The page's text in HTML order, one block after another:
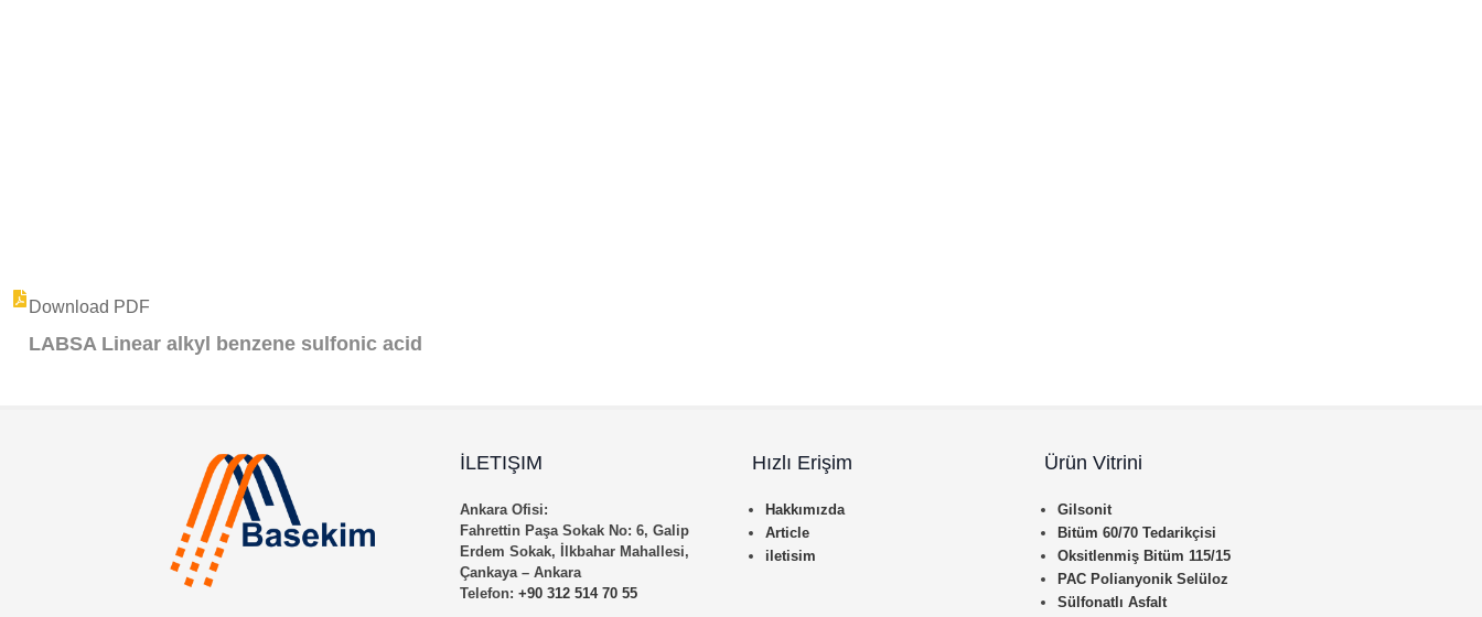
Download PDF
LABSA Linear alkyl benzene sulfonic acid
İLETIŞIM
Ankara Ofisi:
Fahrettin Paşa Sokak No: 6, Galip
Erdem Sokak, İlkbahar Mahallesi,
Çankaya – Ankara
Telefon: +90 312 514 70 55
Hızlı Erişim
Hakkımızda
Article
iletisim
Ürün Vitrini
Gilsonit
Bitüm 60/70 Tedarikçisi
Oksitlenmiş Bitüm 115/15
PAC Polianyonik Selüloz
Sülfonatlı Asfalt